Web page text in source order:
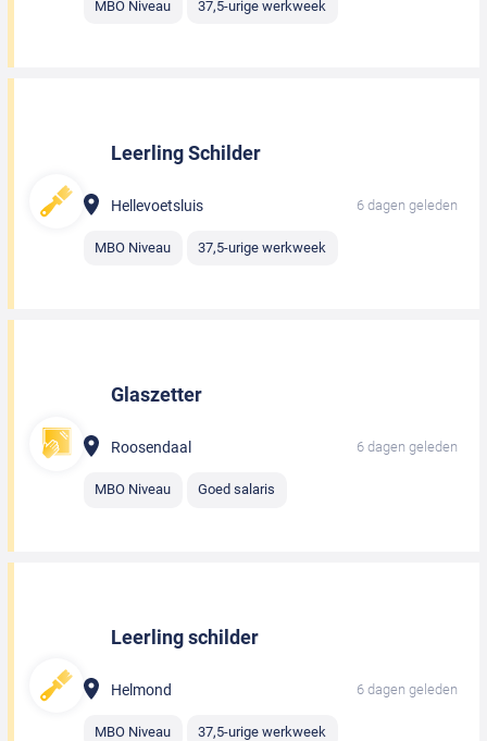
MBO Niveau 37,5-urige werkweek
Leerling Schilder
Hellevoetsluis 6 dagen geleden
MBO Niveau 37,5-urige werkweek
Glaszetter
Roosendaal 6 dagen geleden
MBO Niveau Goed salaris
Leerling schilder
Helmond 6 dagen geleden
MBO Niveau 37,5-urige werkweek